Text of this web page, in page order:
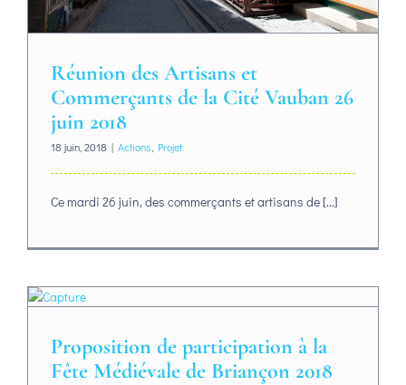
Réunion des Artisans et
Commerçants de la Cité Vauban 26
juin 2018
18 juin, 2018 | Actions Projet
Ce mardi 26 juin, des commerçants et artisans de [...]
Proposition de participation à la
Fête Médiévale de Briançon 2018